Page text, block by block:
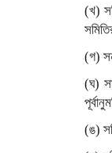
(খ)
(গ)
(ঘ)
(ঙ)